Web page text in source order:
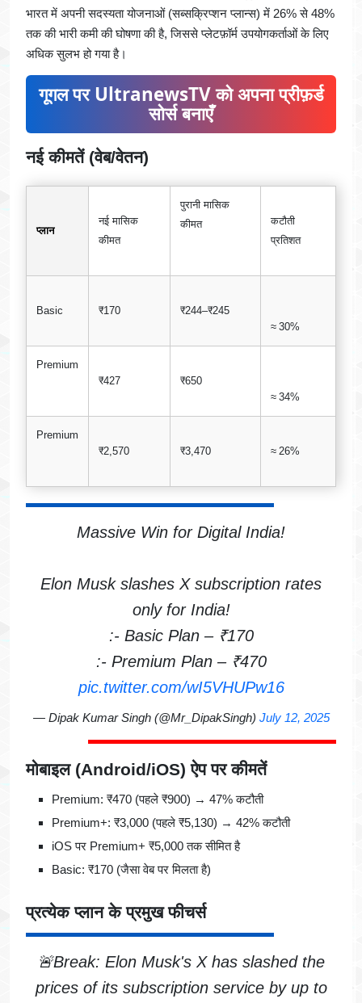
भारत में अपनी सदस्यता योजनाओं (सब्सक्रिप्शन प्लान्स) में 26% से 48%
तक की भारी कमी की घोषणा की है, जिससे प्लेटफ़ॉर्म उपयोगकर्ताओं के लिए
अधिक सुलभ हो गया है।
गूगल पर UltranewsTV को अपना प्रीफ़र्ड
सोर्स बनाएँ
नई कीमतें (वेब/वेतन)
प्लान
नई मासिक
कीमत
पुरानी मासिक
कीमत
कटौती
प्रतिशत
Basic ₹170
₹244–₹245
≈ 30%
Premium
₹427
₹650
≈ 34%
Premium
₹2,570
₹3,470 ≈ 26%
Massive Win for Digital India!
Elon Musk slashes X subscription rates
only for India!
:- Basic Plan – ₹170
:- Premium Plan – ₹470
pic.twitter.com/wI5VHUPw16
— Dipak Kumar Singh (@Mr_DipakSingh) July 12, 2025
मोबाइल (Android/iOS) ऐप पर कीमतें
Premium: ₹470 (पहले ₹900) → 47% कटौती
Premium+: ₹3,000 (पहले ₹5,130) → 42% कटौती
iOS पर Premium+ ₹5,000 तक सीमित है
Basic: ₹170 (जैसा वेब पर मिलता है)
प्रत्येक प्लान के प्रमुख फीचर्स
🚨Break: Elon Musk's X has slashed the
prices of its subscription service by up to